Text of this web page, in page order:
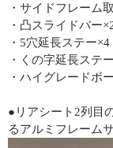
・サイドフレーム
・凸スライドバー
・5穴延長ステー×4
・くの字延長ステ
・ハイグレードボ
●リアシート2列目
るアルミフレーム